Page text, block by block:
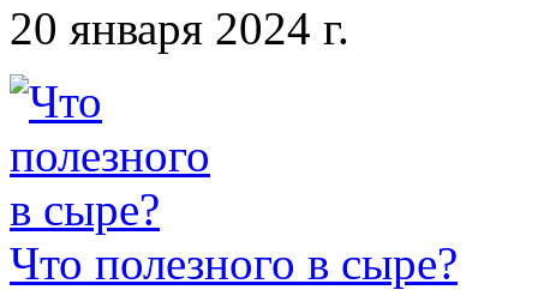
20 января 2024 г.
Что полезного в сыре?